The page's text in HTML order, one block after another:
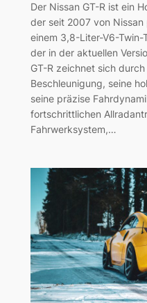
Der Nissan GT-R ist ein
der seit 2007 von
einem 3,8-Liter-V6-
der in der aktuellen
GT-R zeichnet sich
Beschleunigung, seine
seine präzise
fortschrittlichen
Fahrwerksystem,…